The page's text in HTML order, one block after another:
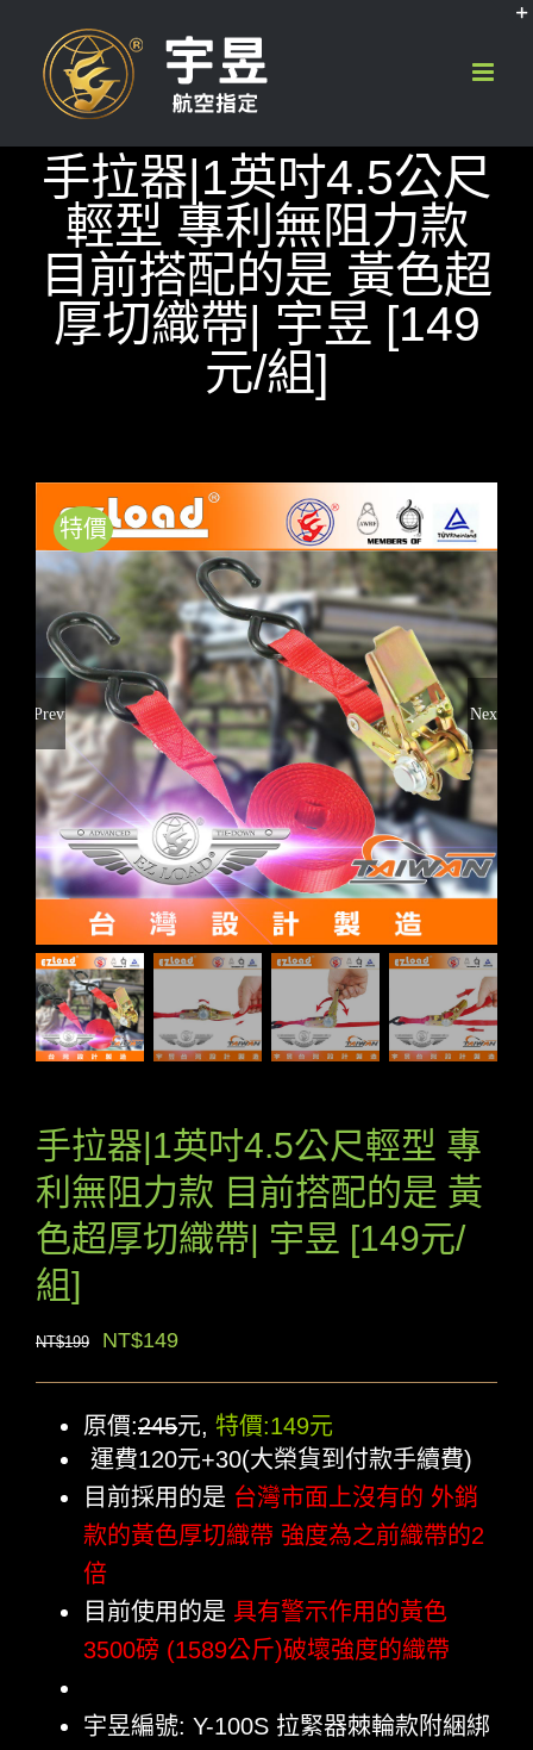
content
手拉器|1英吋4.5公尺
輕型 專利無阻力款
目前搭配的是 黃色超
厚切織帶| 宇昱 [149
元/組]
特價
Previous Next
手拉器|1英吋4.5公尺輕型 專
利無阻力款 目前搭配的是 黃
色超厚切織帶| 宇昱 [149元/
組]
NT$199
原
始
價
格：
NT$199。
NT$149目
前
價
格：
NT$149。
原價:245元, 特價:149元
運費120元+30(大榮貨到付款手續費)
目前採用的是 台灣市面上沒有的 外銷
款的黃色厚切織帶 強度為之前織帶的2
倍
目前使用的是 具有警示作用的黃色
3500磅 (1589公斤)破壞強度的織帶
宇昱編號: Y-100S 拉緊器棘輪款附綑綁